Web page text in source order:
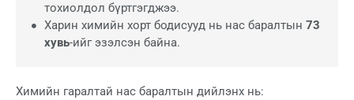
тохиолдол бүртгэгджээ.
Харин химийн хорт бодисууд нь нас баралтын 73
хувь-ийг эзэлсэн байна.
Химийн гаралтай нас баралтын дийлэнх нь: